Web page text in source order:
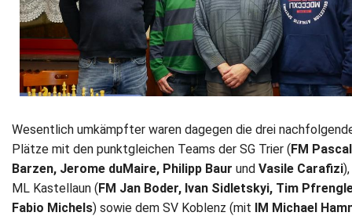
Wesentlich umkämpfter waren dagegen die drei
Plätze mit den punktgleichen Teams der SG Trier (FM Pascal
Barzen, Jerome duMaire, Philipp Baur und Vasile Carafizi
ML Kastellaun (FM Jan Boder, Ivan Sidletskyi, Tim
Fabio Michels) sowie dem SV Koblenz (mit IM Michael